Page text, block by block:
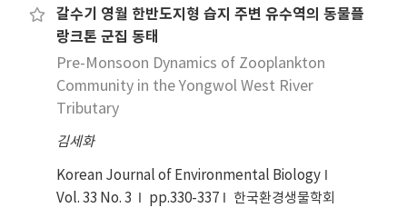
might be their major food items, and lots of
unidentified materials were also observed.
temperature, pH and dissolved oxygen
content showed to vary 10.1-28.2°C, 7.1-8.6
and 4.5-11.0 mg L-1, respectively.
18, 32, 56 and 100 μg L-1 nonylphenol. In
chronic toxicity test, D. magna were exposed
through water for 21 days at concentrations
of 0, 1.0, 1.8, 3.2, 5.6 and 10 μg L-1
nonylphenol. Acute toxicity was assessed on
the basis of immobility, while chronic toxicity
was assessed on the basis of fecundity. The
acute toxicity test on nonylphenol was
showed that the values of 24 h and 48 h EC50
were 25.0 μg L-1 and 13.7 μg L-1, respectively.
갈수기 영월 한반도지형 습지 주변 유수역의 동물플
랑크톤 군집 동태
Pre-Monsoon Dynamics of Zooplankton
Community in the Yongwol West River
Tributary
김세화
Korean Journal of Environmental Biology
Vol. 33 No. 3
pp.330-337 한국환경생물학회